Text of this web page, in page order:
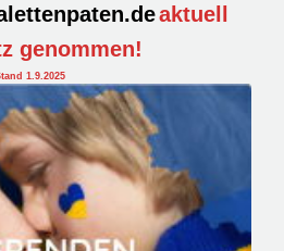
aktuell
genommen!
1.9.2025